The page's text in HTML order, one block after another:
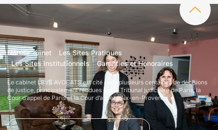
Notre cabinet
Les Sites Pratiques
Les Sites Institutionnels
Garanties et Honoraires
Le cabinet LBVS AVOCATS est cité dans plusieurs centaines de décisions
de justice, principalement rendues par le Tribunal judiciaire de Paris, la
Cour d’appel de Paris et la Cour d’appel d’Aix-en-Provence.